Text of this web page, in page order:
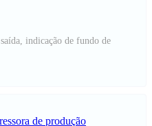
indicação de fundo de